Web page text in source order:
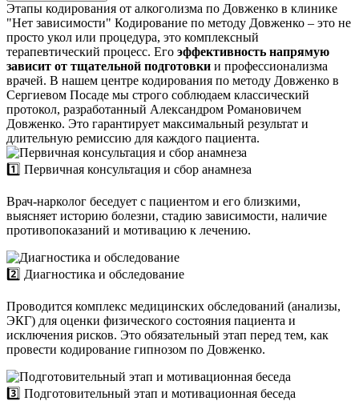
Этапы кодирования от алкоголизма по Довженко в клинике
"Нет зависимости" Кодирование по методу Довженко – это не
просто укол или процедура, это комплексный
терапевтический процесс. Его эффективность напрямую
зависит от тщательной подготовки и профессионализма
врачей. В нашем центре кодирования по методу Довженко в
Сергиевом Посаде мы строго соблюдаем классический
протокол, разработанный Александром Романовичем
Довженко. Это гарантирует максимальный результат и
длительную ремиссию для каждого пациента.
1️⃣ Первичная консультация и сбор анамнеза
Врач-нарколог беседует с пациентом и его близкими,
выясняет историю болезни, стадию зависимости, наличие
противопоказаний и мотивацию к лечению.
2️⃣ Диагностика и обследование
Проводится комплекс медицинских обследований (анализы,
ЭКГ) для оценки физического состояния пациента и
исключения рисков. Это обязательный этап перед тем, как
провести кодирование гипнозом по Довженко.
3️⃣ Подготовительный этап и мотивационная беседа